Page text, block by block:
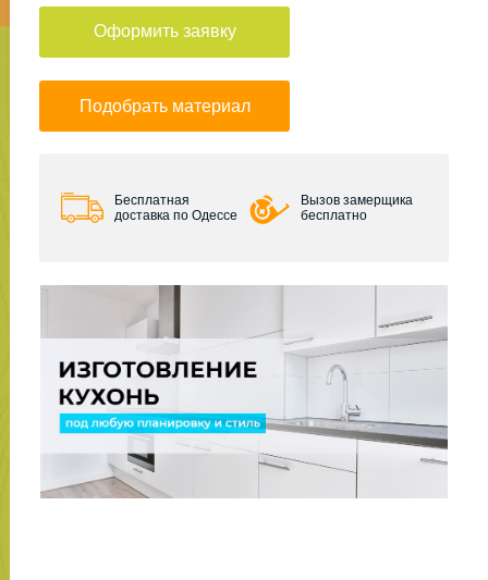
Оформить заявку
Подобрать материал
Бесплатная
доставка по Одессе
Вызов замерщика
бесплатно